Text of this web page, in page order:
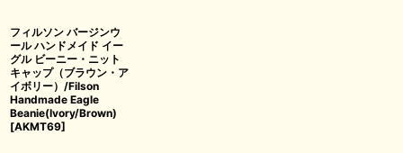
フィルソン バージンウ
ール ハンドメイド イー
グル ビーニー・ニット
キャップ（ブラウン・ア
イボリー）/Filson
Handmade Eagle
Beanie(Ivory/Brown)
[AKMT69]